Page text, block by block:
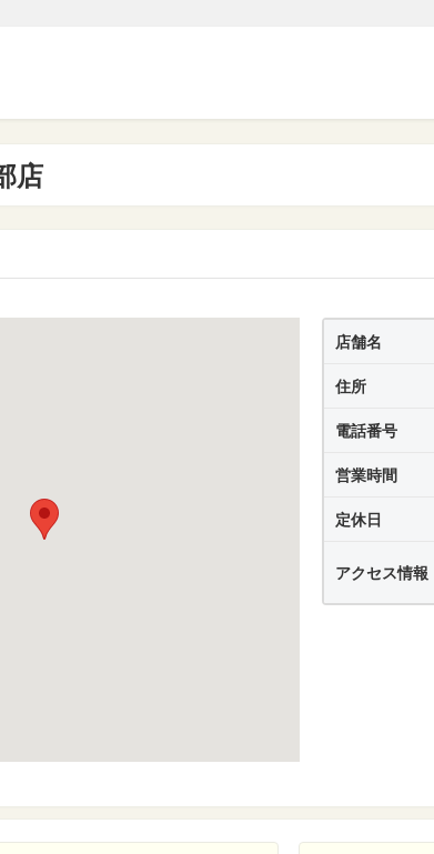
店
店舗名
住所
電話番号
営業時間
定休日
アクセス情報